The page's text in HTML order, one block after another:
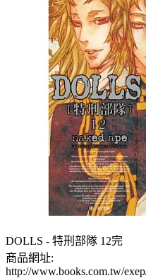
DOLLS - 特刑部隊 12完
商品網址:
http://www.books.com.tw/